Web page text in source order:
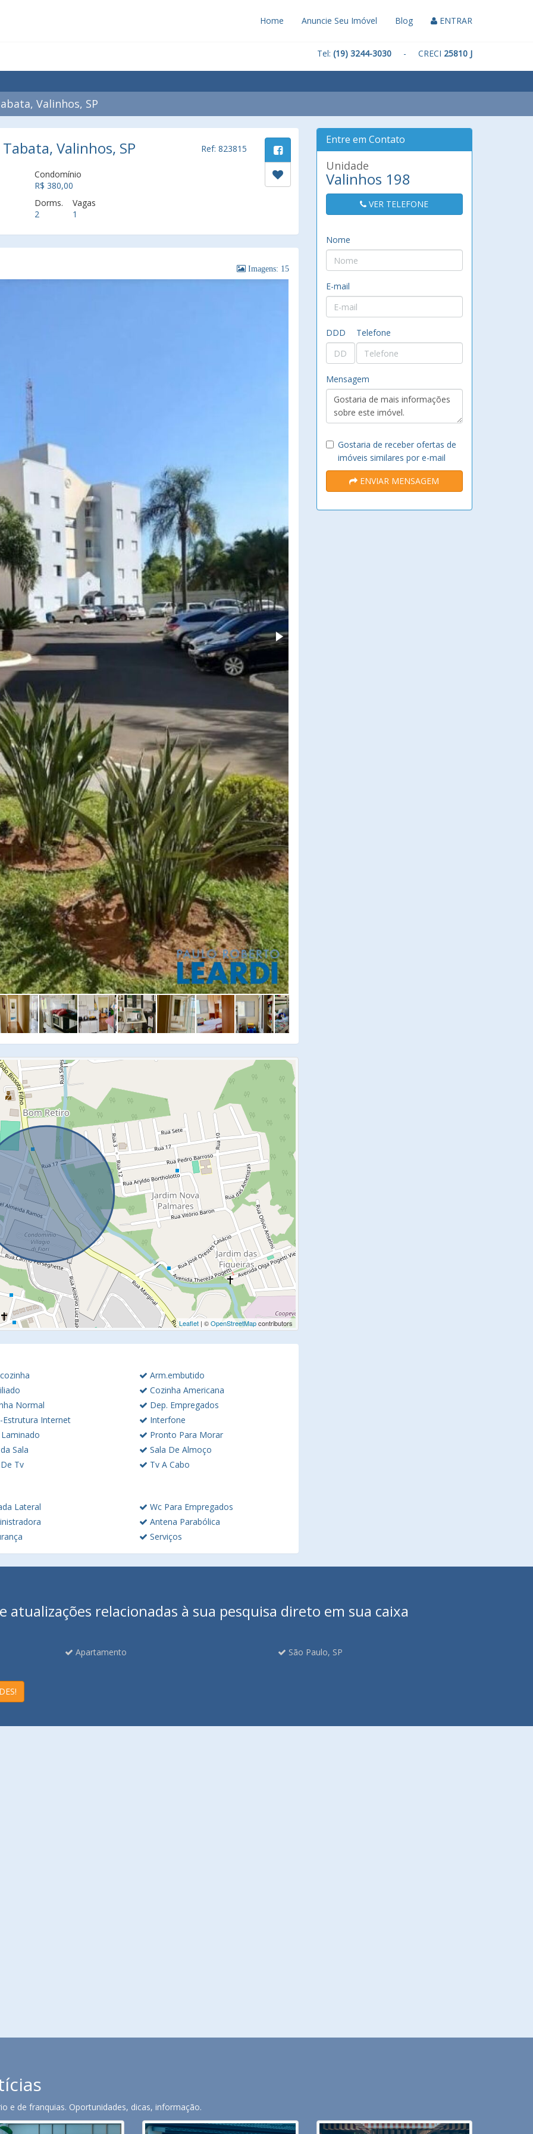
Home Anuncie Seu Imóvel Blog ENTRAR
Tel: (19) 3244-3030 - CRECI 25810 J
Valinhos, SP
Valinhos, SP Ref: 823815
Condomínio
R$ 380,00
Dorms.
2
Vagas
1
Imagens: 15
Leaflet| ©OpenStreetMapcontributors
Arm.embutido
Cozinha Americana
Normal
Dep. Empregados
Internet
Interfone
Pronto Para Morar
Sala
Sala De Almoço
Tv
Tv A Cabo
Lateral
Wc Para Empregados
Antena Parabólica
Serviços
Entre em Contato
Unidade
Valinhos 198
VER TELEFONE
Nome
E-mail
DDD Telefone
Mensagem
Gostaria de receber ofertas de
imóveis similares por e-mail
ENVIAR MENSAGEM
atualizações relacionadas à sua pesquisa direto em sua caixa
Apartamento São Paulo, SP
e de franquias. Oportunidades, dicas, informação.